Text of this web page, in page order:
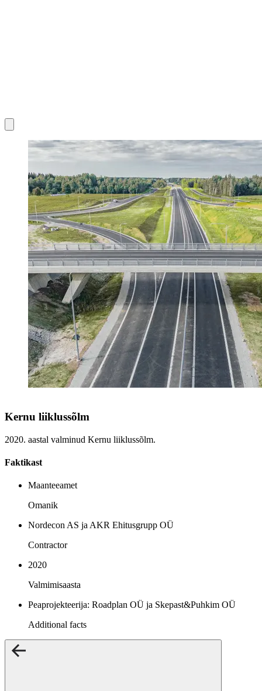
Kernu liiklussõlm
2020. aastal valminud Kernu liiklussõlm.
Faktikast
Maanteeamet
Omanik
Nordecon AS ja AKR Ehitusgrupp OÜ
Contractor
2020
Valmimisaasta
Peaprojekteerija: Roadplan OÜ ja Skepast&Puhkim OÜ
Additional facts